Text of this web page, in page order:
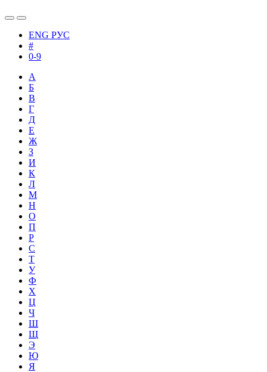
ENG РУС
#
0-9
А
Б
В
Г
Д
Е
Ж
З
И
К
Л
М
Н
О
П
Р
С
Т
У
Ф
Х
Ц
Ч
Ш
Щ
Э
Ю
Я